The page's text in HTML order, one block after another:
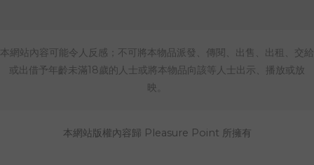
本網站內容可能令人反感；不可將本物品派發、傳閱、出售、出租、交給
或出借予年齡未滿18歲的人士或將本物品向該等人士出示、播放或放
映。
本網站版權內容歸 Pleasure Point 所擁有